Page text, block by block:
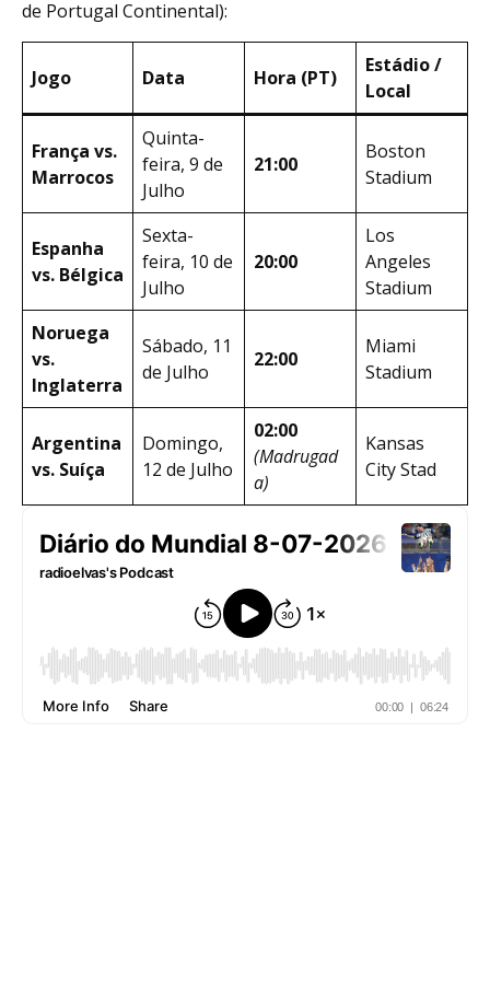
de Portugal Continental):
Jogo Data Hora (PT)
Estádio /
Local
França vs.
Marrocos
Quinta-
feira, 9 de
Julho
21:00
Boston
Stadium
Espanha
vs. Bélgica
Sexta-
feira, 10 de
Julho
20:00
Los
Angeles
Stadium
Noruega
vs.
Inglaterra
Sábado, 11
de Julho
22:00
Miami
Stadium
Argentina
vs. Suíça
Domingo,
12 de Julho
02:00
(Madrugad
a)
Kansas
City Stad